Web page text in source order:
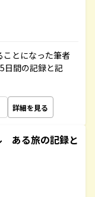
ことになった筆者
日間の記録と記
詳細を見る
ある旅の記録と